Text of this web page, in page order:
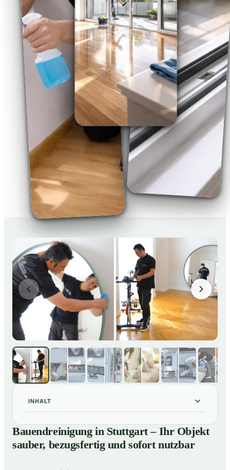
INHALT
Bauendreinigung in Stuttgart – Ihr Objekt sauber,
bezugsfertig und sofort nutzbar
Bauendreinigung in Stuttgart – gründliche Entfernung
Bauendreinigung in Stuttgart – Ihr Objekt
sauber, bezugsfertig und sofort nutzbar